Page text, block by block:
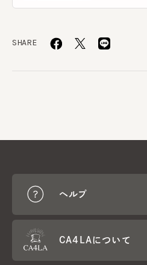
SHARE
ヘルプ
CA4LAについて